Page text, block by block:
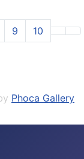
9 10
Phoca Gallery